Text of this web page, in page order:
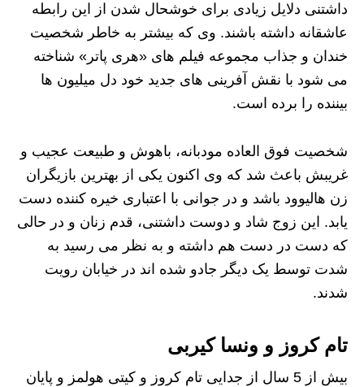
داشتنی دلایل زیادی برای خوشحال شدن از این رابطه
عاشقانه داشته باشند. وی که بیشتر به خاطر شخصیت
خندان و جذاب مجموعه فیلم های «هری پاتر» شناخته
می شود با نقش آفرینی های جدید خود دل میلیون ها
بیننده را برده است.
شخصیت فوق العاده مودبانه، باهوش و طبیعت عجیب و
غریبش باعث شد که وی اکنون یکی از بهترین بازیگران
زن هالیوود باشد و در جوانی با اعتباری خیره کننده دست
یابد. این زوج شاد و دوست داشتنی، قدم زنان و در حالی
که دست در دست هم داشته و به نظر می رسید به
شدت توسط یک دیگر جادو شده اند در خیابان رویت
شدند.
تام کروز و ونسا کیربی
بیش از 5 سال از جدایی تام کروز و کیتی هولمز و پایان